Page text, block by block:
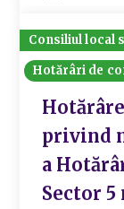
Consiliul local
Hotărâri de
privind
a
Sector 5